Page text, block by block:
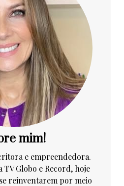
mim!
e empreendedora.
TV Globo e Record, hoje
reinventarem por meio